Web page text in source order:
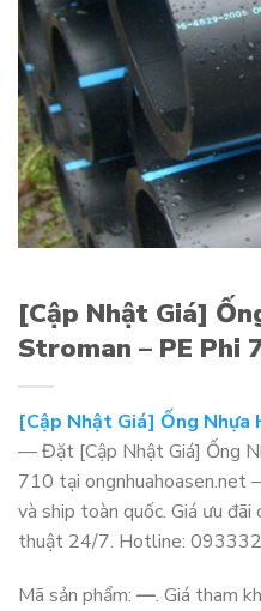
[Cập Nhật Giá]
Stroman – PE Phi
[Cập Nhật Giá] Ống Nhựa
— Đặt [Cập Nhật Giá] Ống
710 tại ongnhuahoasen.net
và ship toàn quốc. Giá ưu
thuật 24/7. Hotline:
Mã sản phẩm: —. Giá tham